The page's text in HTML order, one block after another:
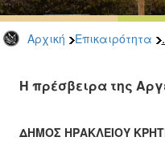
Αρχική Επικαιρότητα
Η πρέσβειρα της
ΔΗΜΟΣ ΗΡΑΚΛΕΙΟΥ